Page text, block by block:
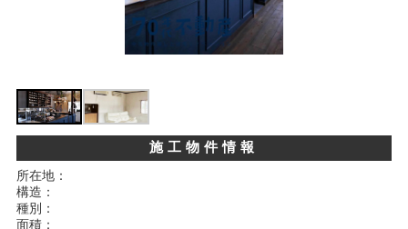
施工物件情報
所在地：
構造：
種別：
面積：